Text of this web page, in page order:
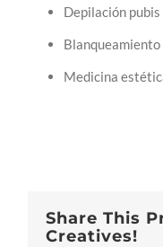
Depilación pubis
Medicina
Share This
Creatives!